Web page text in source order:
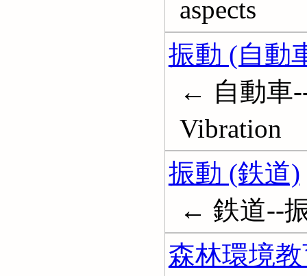
aspects
振動 (自動
← 自動車
Vibration
振動 (鉄道)
← 鉄道--
森林環境